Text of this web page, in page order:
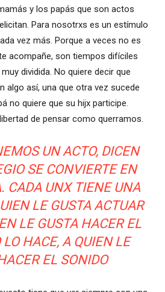
y los papás que son actos
Para nosotrxs es un estímulo
vez más. Porque a veces no es
acompañe, son tiempos difíciles
dividida. No quiere decir que
algo así, una que otra vez sucede
no quiere que su hijx participe.
de pensar como querramos.
UN ACTO, DICEN
SE CONVIERTE EN
CADA UNX TIENE UNA
LE GUSTA ACTUAR
LE GUSTA HACER EL
LO HACE, A QUIEN LE
EL SONIDO